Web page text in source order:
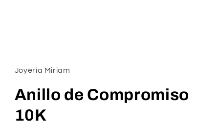
en
ventana
modal
Joyería Miriam
Anillo de Compromiso
10K